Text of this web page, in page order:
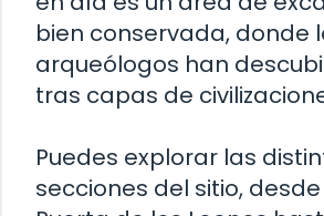
bien conservada, donde
arqueólogos han
tras capas de
Puedes explorar las
secciones del sitio,